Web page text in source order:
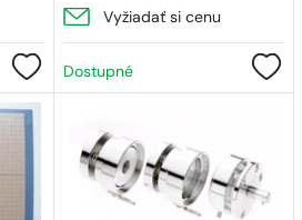
Vyžiadať si cenu
Dostupné